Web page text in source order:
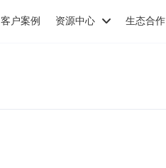
客户案例 资源中心 生态合作